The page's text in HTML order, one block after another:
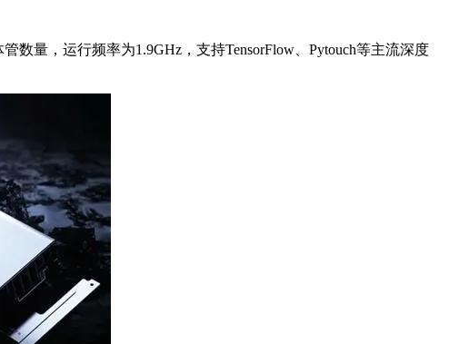
数量，运行频率为1.9GHz，支持TensorFlow、Pytouch等主流深度